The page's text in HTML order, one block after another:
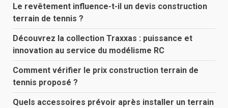
Le revêtement influence-t-il un devis construction
terrain de tennis ?
Découvrez la collection Traxxas : puissance et
innovation au service du modélisme RC
Comment vérifier le prix construction terrain de
tennis proposé ?
Quels accessoires prévoir après installer un terrain